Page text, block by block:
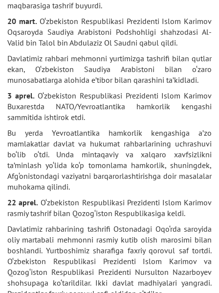
maqbarasiga tashrif buyurdi.
20 mart. O‘zbekiston Respublikasi Prezidenti Islom Karimov
Oqsaroyda Saudiya Arabistoni Podshohligi shahzodasi Al-
Valid bin Talol bin Abdulaziz Ol Saudni qabul qildi.
Davlatimiz rahbari mehmonni yurtimizga tashrifi bilan qutlar
ekan, O‘zbekiston Saudiya Arabistoni bilan o‘zaro
munosabatlarga alohida e’tibor bilan qarashini ta’kidladi.
3 aprel. O‘zbekiston Respublikasi Prezidenti Islom Karimov
Buxarestda NATO/Yevroatlantika hamkorlik kengashi
sammitida ishtirok etdi.
Bu yerda Yevroatlantika hamkorlik kengashiga a’zo
mamlakatlar davlat va hukumat rahbarlarining uchrashuvi
bo‘lib o‘tdi. Unda mintaqaviy va xalqaro xavfsizlikni
ta’minlash yo‘lida ko‘p tomonlama hamkorlik, shuningdek,
Afg‘onistondagi vaziyatni barqarorlashtirishga doir masalalar
muhokama qilindi.
22 aprel. O‘zbekiston Respublikasi Prezidenti Islom Karimov
rasmiy tashrif bilan Qozog‘iston Respublikasiga keldi.
Davlatimiz rahbarining tashrifi Ostonadagi Oqo‘rda saroyida
oliy martabali mehmonni rasmiy kutib olish marosimi bilan
boshlandi. Yurtboshimiz sharafiga faxriy qorovul saf tortdi.
O‘zbekiston Respublikasi Prezidenti Islom Karimov va
Qozog‘iston Respublikasi Prezidenti Nursulton Nazarboyev
shohsupaga ko‘tarildilar. Ikki davlat madhiyalari yangradi.